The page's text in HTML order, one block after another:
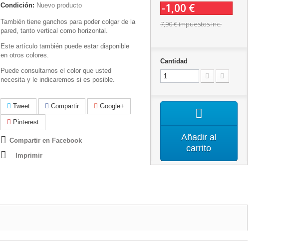
Condición: Nuevo producto
También tiene ganchos para poder colgar de la
pared, tanto vertical como horizontal.
Este artículo también puede estar disponible
en otros colores.
Puede consultarnos el color que usted
necesita y le indicaremos si es posible.
Tweet Compartir Google+
Pinterest
Compartir en Facebook
Imprimir
-1,00 €
7,90 €impuestos inc.
Cantidad
Añadir al
carrito